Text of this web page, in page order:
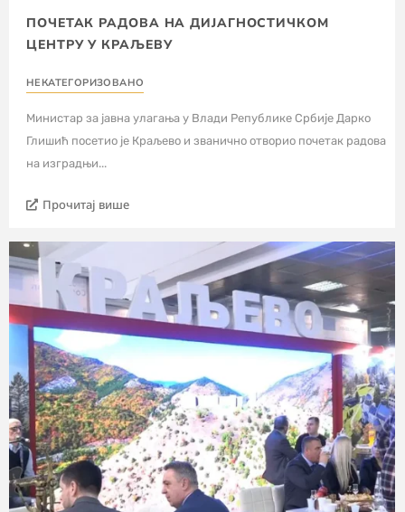
ПОЧЕТАК РАДОВА НА ДИЈАГНОСТИЧКОМ
ЦЕНТРУ У КРАЉЕВУ
НЕКАТЕГОРИЗОВАНО
Министар за јавна улагања у Влади Републике Србије Дарко
Глишић посетио је Краљево и званично отворио почетак радова
на изградњи...
Прочитај више